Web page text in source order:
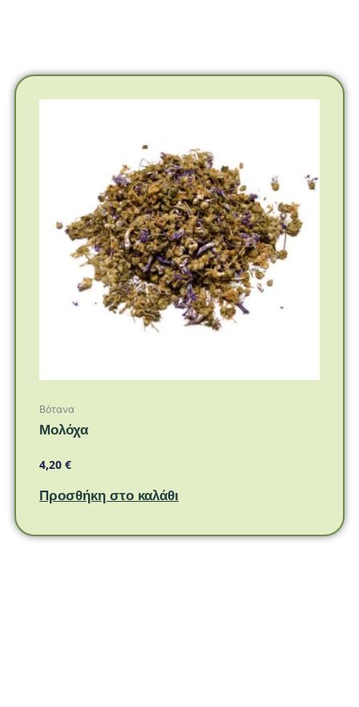
Βότανα
Μολόχα
4,20€
Προσθήκη στο καλάθι